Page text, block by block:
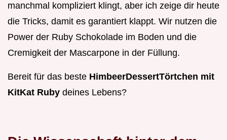
manchmal kompliziert klingt, aber ich zeige dir heute
die Tricks, damit es garantiert klappt. Wir nutzen die
Power der Ruby Schokolade im Boden und die
Cremigkeit der Mascarpone in der Füllung.
Bereit für das beste HimbeerDessertTörtchen mit
KitKat Ruby deines Lebens?